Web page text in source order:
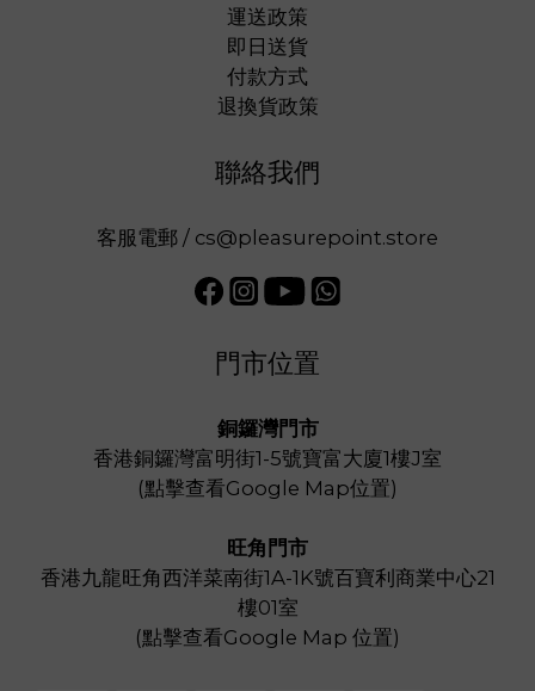
運送政策
即日送貨
付款方式
退換貨政策
聯絡我們
客服電郵 / cs@pleasurepoint.store
門市位置
銅鑼灣門市
香港銅鑼灣富明街1-5號寶富大廈1樓J室
(點擊查看Google Map位置)
旺角門市
香港九龍旺角西洋菜南街1A-1K號百寶利商業中心21
樓01室
(點擊查看Google Map 位置)